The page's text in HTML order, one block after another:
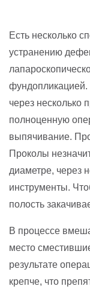
Есть несколько
устранению
через несколько
полноценную
выпячивание.
Проколы
диаметре, через
инструменты.
полость
В процессе
место
результате
крепче, что